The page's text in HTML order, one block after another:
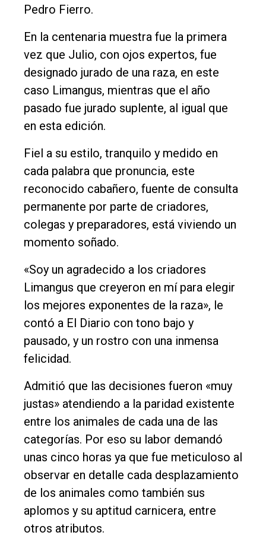
Nosotros
Contacto
Pedro Fierro.
En la centenaria muestra fue la primera
vez que Julio, con ojos expertos, fue
designado jurado de una raza, en este
caso Limangus, mientras que el año
pasado fue jurado suplente, al igual que
en esta edición.
Fiel a su estilo, tranquilo y medido en
cada palabra que pronuncia, este
reconocido cabañero, fuente de consulta
permanente por parte de criadores,
colegas y preparadores, está viviendo un
momento soñado.
«Soy un agradecido a los criadores
Limangus que creyeron en mí para elegir
los mejores exponentes de la raza», le
contó a El Diario con tono bajo y
pausado, y un rostro con una inmensa
felicidad.
Admitió que las decisiones fueron «muy
justas» atendiendo a la paridad existente
entre los animales de cada una de las
categorías. Por eso su labor demandó
unas cinco horas ya que fue meticuloso al
observar en detalle cada desplazamiento
de los animales como también sus
aplomos y su aptitud carnicera, entre
otros atributos.